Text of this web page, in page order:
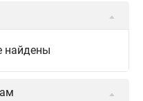
найдены